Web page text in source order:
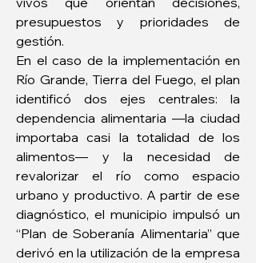
presupuestos y prioridades de
gestión.
En el caso de la implementación en
Río Grande, Tierra del Fuego, el plan
identificó dos ejes centrales: la
dependencia alimentaria —la ciudad
importaba casi la totalidad de los
alimentos— y la necesidad de
revalorizar el río como espacio
urbano y productivo. A partir de ese
diagnóstico, el municipio impulsó un
“Plan de Soberanía Alimentaria” que
derivó en la utilización de la empresa